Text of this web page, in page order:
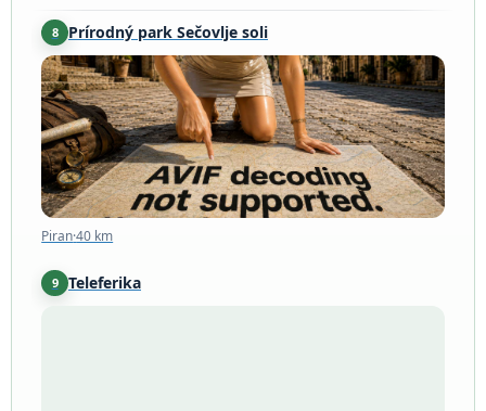
8 Prírodný park Sečovlje soli
Piran·40 km
Piran·40 km
9 Teleferika